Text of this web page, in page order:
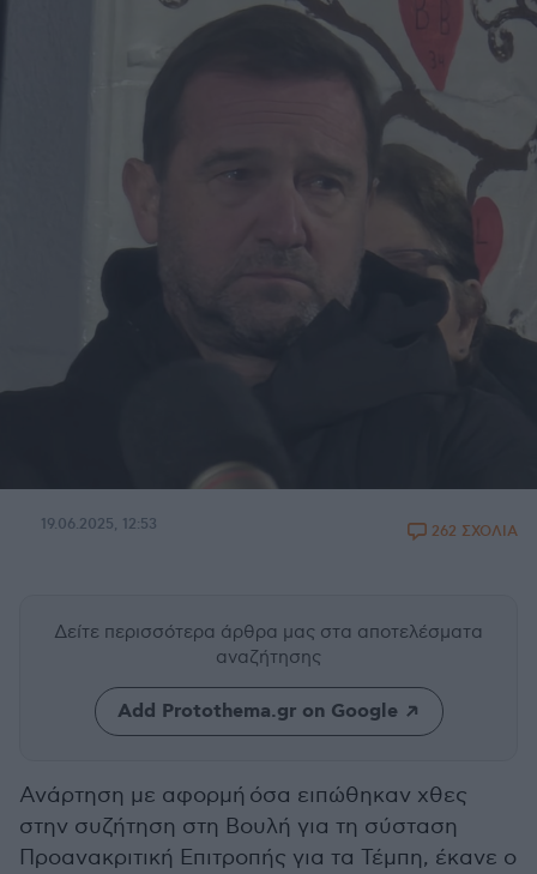
19.06.2025, 12:53 262 ΣΧΟΛΙΑ
Δείτε περισσότερα άρθρα μας στα αποτελέσματα
αναζήτησης
Add Protothema.gr on Google
Ανάρτηση με αφορμή όσα ειπώθηκαν χθες
στην συζήτηση στη Βουλή για τη σύσταση
Προανακριτική Επιτροπής για τα Τέμπη, έκανε ο